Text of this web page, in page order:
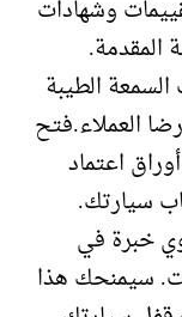
وشهادات
المقدمة.
الطيبة
العملاء.فتح
اعتماد
سيارتك.
خبرة في
سيمنحك هذا